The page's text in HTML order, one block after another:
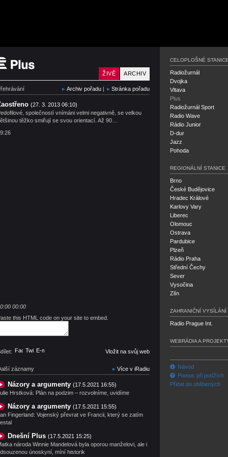
ARCHIV
ŽIVĚ
Archiv pořadu | Stránka pořadu
(27. 3. 2013 06:10)
společností vnímáni velmi negativně, se velkou
těžko smiřují se svou orientací. Až 90…
00:00
this HTML code on your site to embed.
Facebook
TwitterE-mail Vložit na svůj web
záznamy Více v iRadiu
Názory a argumenty (17.5.2021 16:55)
Hrstková: Plán na podzim – rozvolníme, uvidíme
Názory a argumenty (17.5.2021 15:55)
Fingerland: Vojenský převrat ve Francii, který se zatím
Dnešní Plus (17.5.2021 15:25)
národa Winnie Mandelová byla oporou manželovi, ale i
únoskyní, míní historik
CELOPLOŠNÉ
Radiožurnál
Dvojka
Vltava
Plus
Radiožurnál Sport
Radio Wave
Rádio Junior
D-dur
Jazz
Pohoda
REGIONÁLNÍ STANICE
Brno
České Budějovice
Hradec Králové
Karlovy Vary
Liberec
Olomouc
Ostrava
Pardubice
Plzeň
Rádio Praha
Střední Čechy
Sever
Vysočina
Zlín
ZAHRANIČNÍ VYSÍLÁNÍ
Radio Prague Int.
WEBRÁDIA A
Návod
Pomoc při potížích
Přidat do oblíbených